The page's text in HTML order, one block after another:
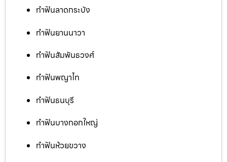
ทำฟันลาดกระบัง
ทำฟันยานนาวา
ทำฟันสัมพันธวงศ์
ทำฟันพญาไท
ทำฟันธนบุรี
ทำฟันบางกอกใหญ่
ทำฟันห้วยขวาง